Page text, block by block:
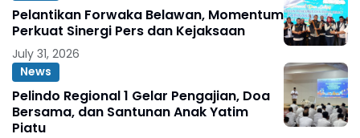
Pelantikan Forwaka Belawan, Momentum
Perkuat Sinergi Pers dan Kejaksaan
July 31, 2026
News
Pelindo Regional 1 Gelar Pengajian, Doa
Bersama, dan Santunan Anak Yatim
Piatu